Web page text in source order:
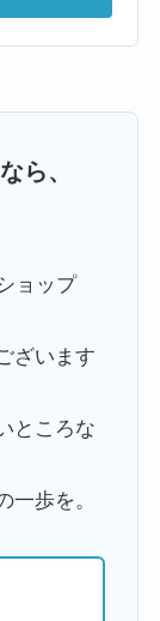
ら、
ョップ
ざいます
ところな
歩を。